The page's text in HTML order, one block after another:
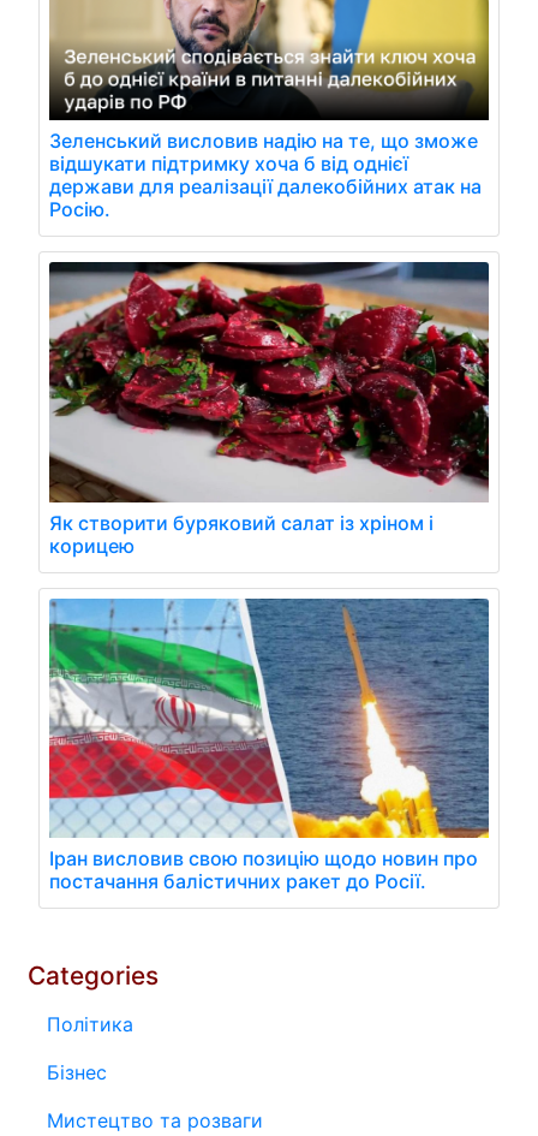
Зеленський висловив надію на те, що зможе
відшукати підтримку хоча б від однієї
держави для реалізації далекобійних атак на
Росію.
Як створити буряковий салат із хріном і
корицею
Іран висловив свою позицію щодо новин про
постачання балістичних ракет до Росії.
Categories
Політика
Бізнес
Мистецтво та розваги